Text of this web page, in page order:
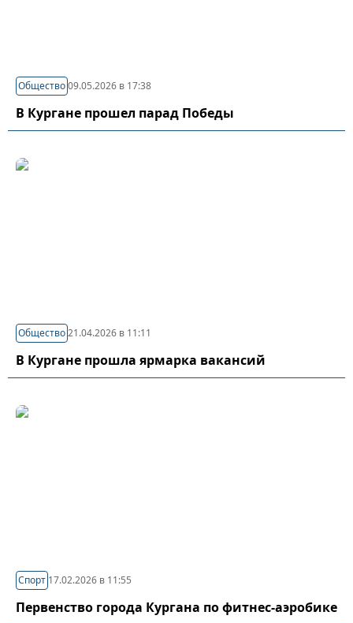
Общество09.05.2026 в 17:38
В Кургане прошел парад Победы
Общество21.04.2026 в 11:11
В Кургане прошла ярмарка вакансий
Спорт 17.02.2026 в 11:55
Первенство города Кургана по фитнес-аэробике